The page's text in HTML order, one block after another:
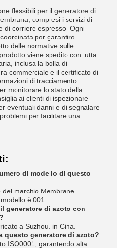
flessibili per il generatore di
compresi i servizi di
di corriere espresso. Ogni
per garantire
delle normative sulle
viene spedito con tutta
inclusa la bolla di
commerciale e il certificato di
di tracciamento
monitorare lo stato della
ai clienti di ispezionare
eventuali danni e di segnalare
per facilitare una
di modello di questo
del marchio Membrane
è 001.
generatore di azoto con
a Suzhou, in Cina.
questo generatore di azoto?
ISO0001, garantendo alta